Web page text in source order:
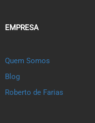
EMPRESA
Quem Somos
Blog
Roberto de Farias